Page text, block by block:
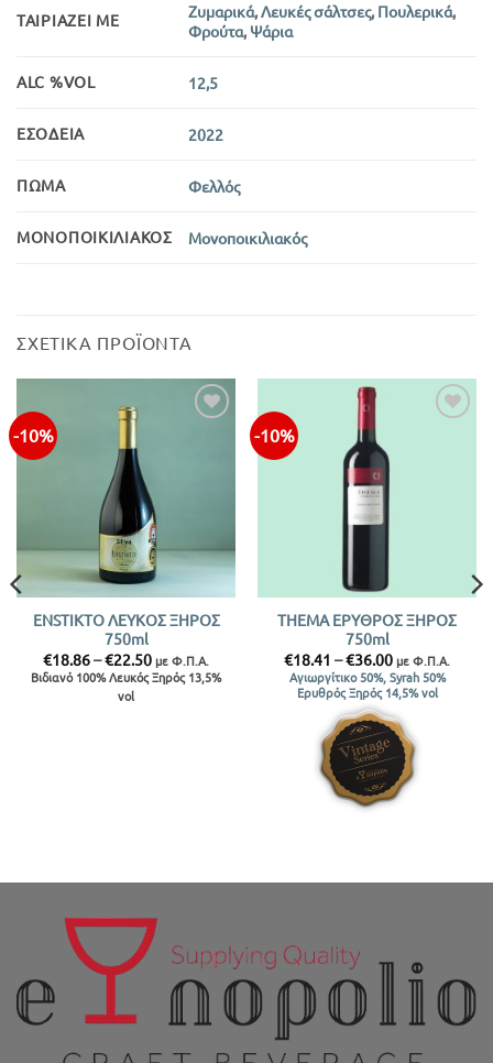
ΤΑΙΡΙΆΖΕΙ ΜΕ Ζυμαρικά,Λευκές σάλτσες, Πουλερικά,
Φρούτα, Ψάρια
ALC %VOL 12,5
ΕΣΟΔΕΊΑ 2022
ΠΏΜΑ Φελλός
ΜΟΝΟΠΟΙΚΙΛΙΑΚΌΣ Μονοποικιλιακός
ΣΧΕΤΙΚΆ ΠΡΟΪΌΝΤΑ
-10%
ENSTIKTO ΛΕΥΚΟΣ ΞΗΡΟΣ
750ml
€18.86–€22.50Price
range:
€18.86
με Φ.Π.Α.
Βιδιανό 100% Λευκός Ξηρός 13,5%
vol
-10%
THEMA ΕΡΥΘΡΟΣ ΞΗΡΟΣ
750ml
€18.41 –€36.00Price
range:
€18.41
through
€36.00
με Φ.Π.Α.
Αγιωργίτικο 50%, Syrah 50%
Ερυθρός Ξηρός 14,5% vol